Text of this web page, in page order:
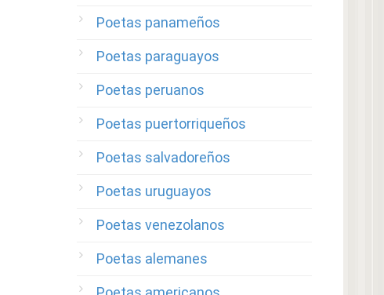
Poetas panameños
Poetas paraguayos
Poetas peruanos
Poetas puertorriqueños
Poetas salvadoreños
Poetas uruguayos
Poetas venezolanos
Poetas alemanes